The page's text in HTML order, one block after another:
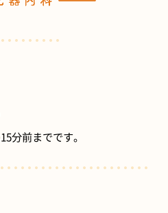
分前までです。